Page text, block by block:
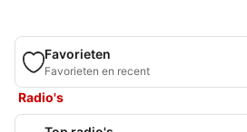
Favorieten
Favorieten en recent
Radio's